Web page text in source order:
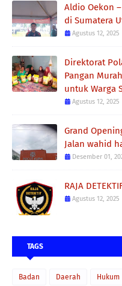
Aldio Oekon –
di Sumatera
Agustus 12, 2025
Direktorat
Pangan
untuk Warga
Agustus 12, 2025
Grand
Jalan wahid
Desember 01,
RAJA
Agustus 12, 2025
TAGS
Badan Daerah Hukum